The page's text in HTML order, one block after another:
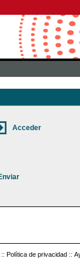
:: Política de privacidad ::